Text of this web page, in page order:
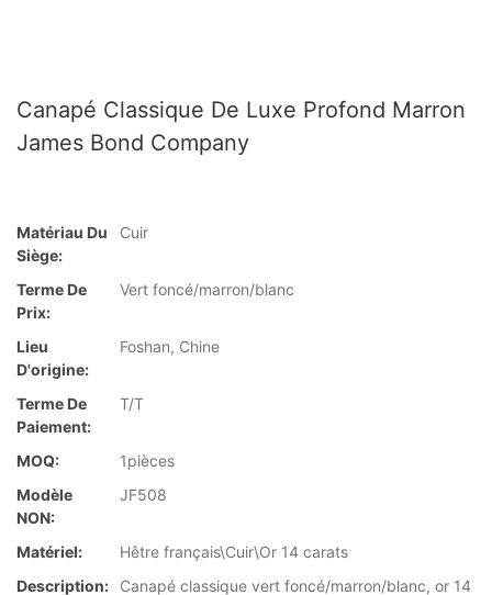
Canapé Classique De Luxe Profond Marron
James Bond Company
Matériau Du
Siège:
Cuir
Terme De
Prix:
Vert foncé/marron/blanc
Lieu
D'origine:
Foshan, Chine
Terme De
Paiement:
T/T
MOQ:
1pièces
Modèle
NON:
JF508
Matériel:
Hêtre français\Cuir\Or 14 carats
Description:
Canapé classique vert foncé/marron/blanc, or 14